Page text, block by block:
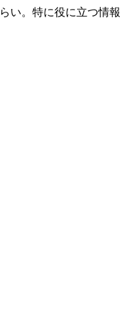
い。特に役に立つ情報